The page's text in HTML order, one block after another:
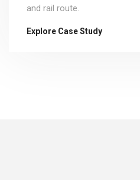
and rail route.
Explore Case Study